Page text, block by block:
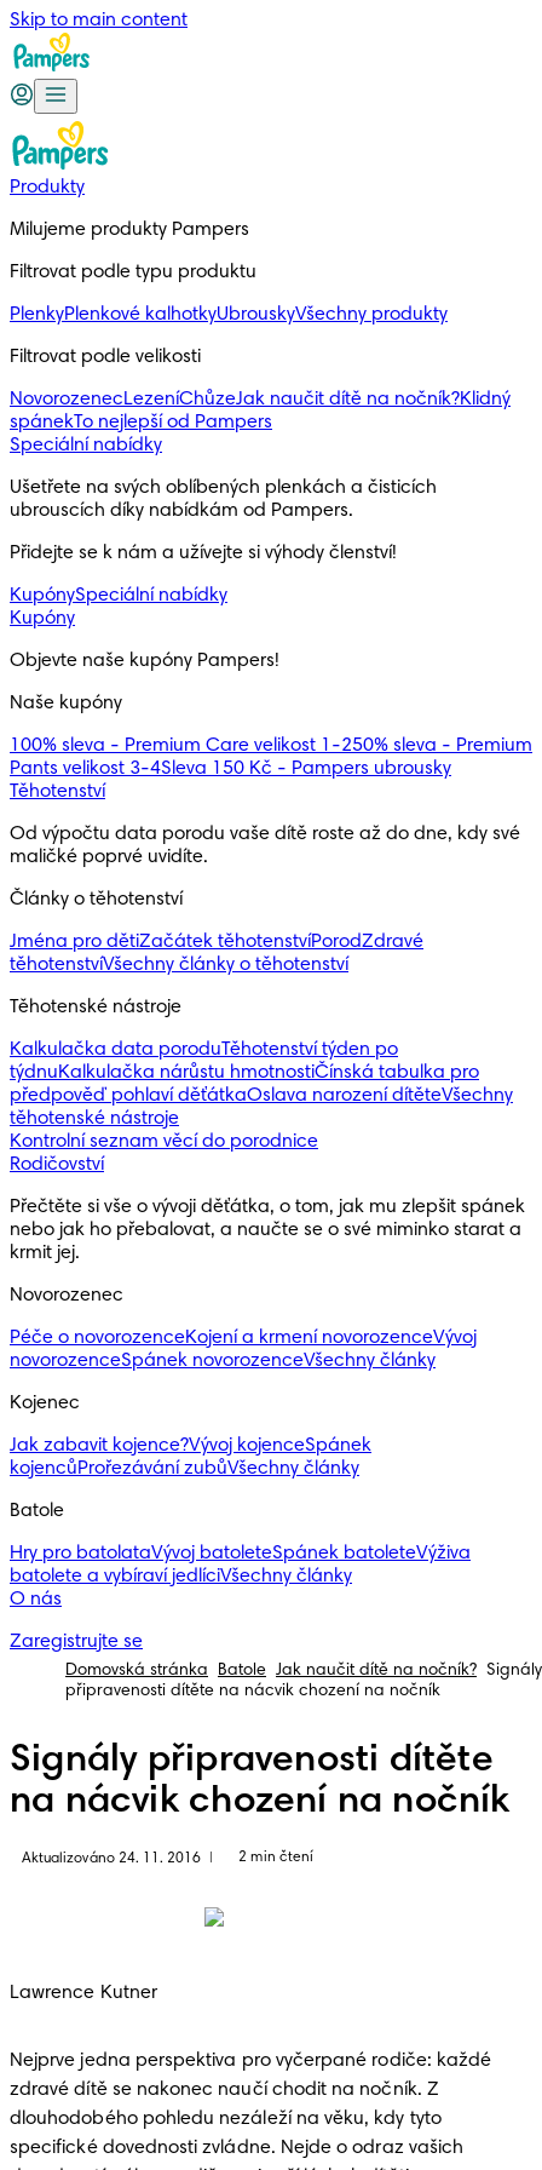
Skip to main content
Produkty
Milujeme produkty Pampers
Filtrovat podle typu produktu
PlenkyPlenkové kalhotkyUbrouskyVšechny produkty
Filtrovat podle velikosti
NovorozenecLezeníChůzeJak naučit dítě na nočník?Klidný
spánekTo nejlepší od Pampers
Speciální nabídky
Ušetřete na svých oblíbených plenkách a čisticích
ubrouscích díky nabídkám od Pampers.
Přidejte se k nám a užívejte si výhody členství!
KupónySpeciální nabídky
Kupóny
Objevte naše kupóny Pampers!
Naše kupóny
100% sleva - Premium Care velikost 1-250% sleva - Premium
Pants velikost 3-4Sleva 150 Kč - Pampers ubrousky
Těhotenství
Od výpočtu data porodu vaše dítě roste až do dne, kdy své
maličké poprvé uvidíte.
Články o těhotenství
Jména pro dětiZačátek těhotenstvíPorodZdravé
těhotenstvíVšechny články o těhotenství
Těhotenské nástroje
Kalkulačka data poroduTěhotenství týden po
týdnuKalkulačka nárůstu hmotnostiČínská tabulka pro
předpověď pohlaví děťátkaOslava narození dítěteVšechny
těhotenské nástroje
Kontrolní seznam věcí do porodnice
Rodičovství
Přečtěte si vše o vývoji děťátka, o tom, jak mu zlepšit spánek
nebo jak ho přebalovat, a naučte se o své miminko starat a
krmit jej.
Novorozenec
Péče o novorozenceKojení a krmení novorozenceVývoj
novorozenceSpánek novorozenceVšechny články
Kojenec
Jak zabavit kojence?Vývoj kojenceSpánek
kojencůProřezávání zubůVšechny články
Batole
Hry pro batolataVývoj batoleteSpánek batoleteVýživa
batolete a vybíraví jedlíciVšechny články
O nás
Zaregistrujte se
Domovská stránka Batole Jak naučit dítě na nočník? Signály
připravenosti dítěte na nácvik chození na nočník
Signály připravenosti dítěte
na nácvik chození na nočník
Aktualizováno 24. 11. 2016 2 min čtení
Lawrence Kutner
Nejprve jedna perspektiva pro vyčerpané rodiče: každé
zdravé dítě se nakonec naučí chodit na nočník. Z
dlouhodobého pohledu nezáleží na věku, kdy tyto
specifické dovednosti zvládne. Nejde o odraz vašich